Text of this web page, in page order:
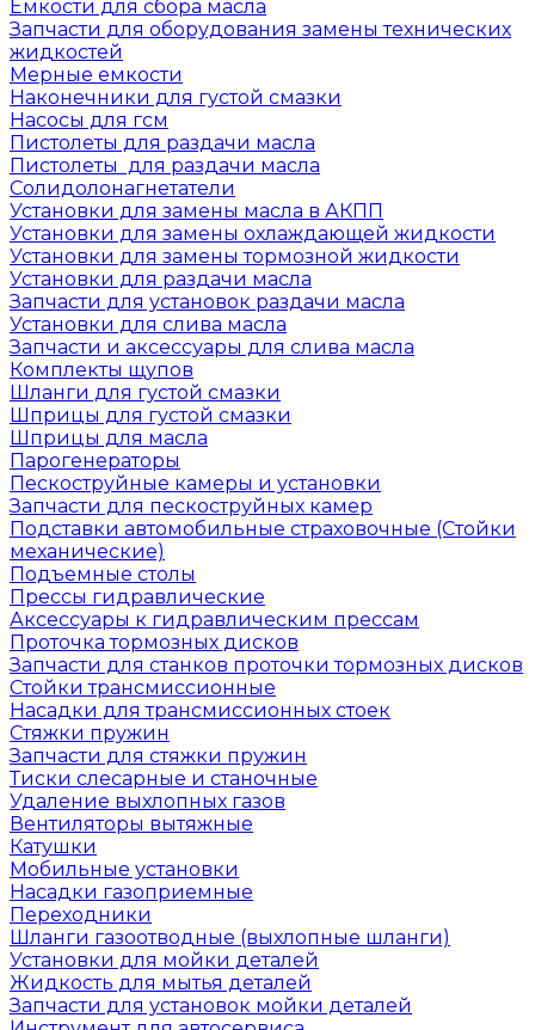
Емкости для сбора масла
Запчасти для оборудования замены технических
жидкостей
Мерные емкости
Наконечники для густой смазки
Насосы для гсм
Пистолеты для раздачи масла
Пистолеты для раздачи масла
Солидолонагнетатели
Установки для замены масла в АКПП
Установки для замены охлаждающей жидкости
Установки для замены тормозной жидкости
Установки для раздачи масла
Запчасти для установок раздачи масла
Установки для слива масла
Запчасти и аксессуары для слива масла
Комплекты щупов
Шланги для густой смазки
Шприцы для густой смазки
Шприцы для масла
Парогенераторы
Пескоструйные камеры и установки
Запчасти для пескоструйных камер
Подставки автомобильные страховочные (Стойки
механические)
Подъемные столы
Прессы гидравлические
Аксессуары к гидравлическим прессам
Проточка тормозных дисков
Запчасти для станков проточки тормозных дисков
Стойки трансмиссионные
Насадки для трансмиссионных стоек
Стяжки пружин
Запчасти для стяжки пружин
Тиски слесарные и станочные
Удаление выхлопных газов
Вентиляторы вытяжные
Катушки
Мобильные установки
Насадки газоприемные
Переходники
Шланги газоотводные (выхлопные шланги)
Установки для мойки деталей
Жидкость для мытья деталей
Запчасти для установок мойки деталей